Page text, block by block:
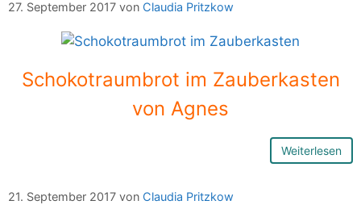
27. September 2017 von Claudia Pritzkow
Schokotraumbrot im Zauberkasten
von Agnes
Weiterlesen
21. September 2017 von Claudia Pritzkow